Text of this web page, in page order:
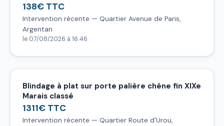
138€ TTC
Intervention récente — Quartier Avenue de Paris,
Argentan
le 07/08/2026 à 16:46
Blindage à plat sur porte palière chêne fin XIXe
Marais classé
1311€ TTC
Intervention récente — Quartier Route d'Urou,